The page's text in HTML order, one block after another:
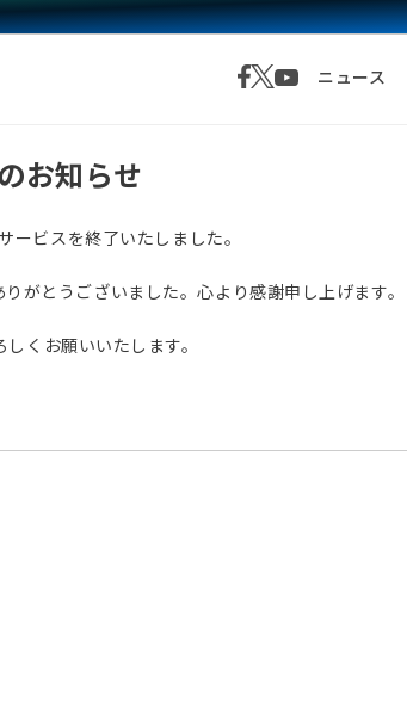
ニュース
お知らせ
ビスを終了いたしました。
がとうございました。心より感謝申し上げます。
くお願いいたします。